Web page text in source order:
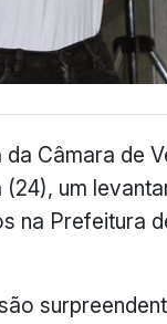
Câmara de
um
na Prefeitura